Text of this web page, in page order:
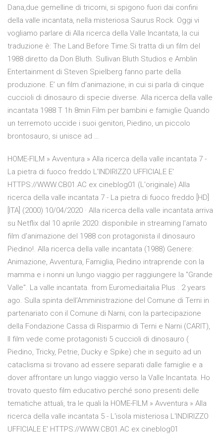
Dana,due gemelline di tricorni, si spigono fuori dai confini
della valle incantata, nella misteriosa Saurus Rock. Oggi vi
vogliamo parlare di Alla ricerca della Valle Incantata, la cui
traduzione è: The Land Before Time.Si tratta di un film del
1988 diretto da Don Bluth. Sullivan Bluth Studios e Amblin
Entertainment di Steven Spielberg fanno parte della
produzione. E’ un film d’animazione, in cui si parla di cinque
cuccioli di dinosauro di specie diverse. Alla ricerca della valle
incantata 1988 T 1h 8min Film per bambini e famiglie Quando
un terremoto uccide i suoi genitori, Piedino, un piccolo
brontosauro, si unisce ad …
HOME-FILM » Avventura » Alla ricerca della valle incantata 7 -
La pietra di fuoco freddo L'INDIRIZZO UFFICIALE E'
HTTPS://WWW.CB01.AC ex cineblog01 (L'originale) Alla
ricerca della valle incantata 7 - La pietra di fuoco freddo [HD]
[ITA] (2000) 10/04/2020 · Alla ricerca della valle incantata arriva
su Netflix dal 10 aprile 2020: disponibile in streaming l'amato
film d'animazione del 1988 con protagonista il dinosauro
Piedino!. Alla ricerca della valle incantata (1988) Genere:
Animazione, Avventura, Famiglia, Piedino intraprende con la
mamma e i nonni un lungo viaggio per raggiungere la "Grande
Valle". La valle incantata. from Euromediaitalia Plus . 2 years
ago. Sulla spinta dell’Amministrazione del Comune di Terni in
partenariato con il Comune di Narni, con la partecipazione
della Fondazione Cassa di Risparmio di Terni e Narni (CARIT),
Il film vede come protagonisti 5 cuccioli di dinosauro (
Piedino, Tricky, Petrie, Ducky e Spike) che in seguito ad un
cataclisma si trovano ad essere separati dalle famiglie e a
dover affrontare un lungo viaggio verso la Valle Incantata. Ho
trovato questo film educativo perché sono presenti delle
tematiche attuali, tra le quali la HOME-FILM » Avventura » Alla
ricerca della valle incantata 5 - L'isola misteriosa L'INDIRIZZO
UFFICIALE E' HTTPS://WWW.CB01.AC ex cineblog01